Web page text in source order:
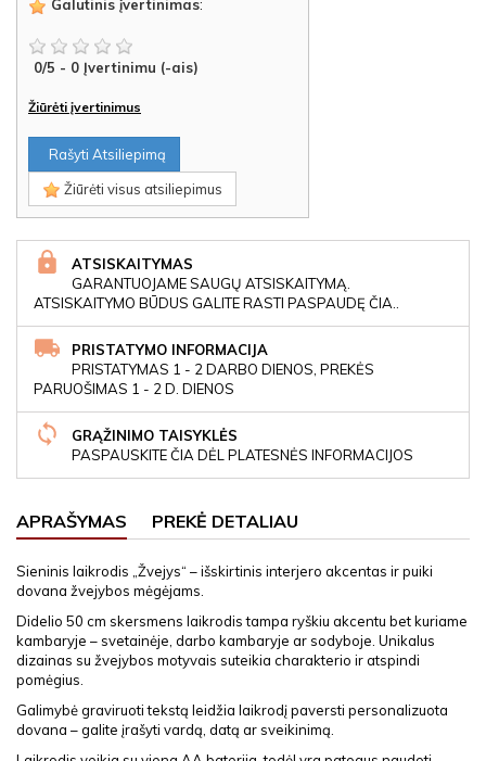
Galutinis įvertinimas:
0/5 - 0 Įvertinimu (-ais)
Žiūrėti įvertinimus
Rašyti Atsiliepimą
Žiūrėti visus atsiliepimus
ATSISKAITYMAS
GARANTUOJAME SAUGŲ ATSISKAITYMĄ.
ATSISKAITYMO BŪDUS GALITE RASTI PASPAUDĘ ČIA..
PRISTATYMO INFORMACIJA
PRISTATYMAS 1 - 2 DARBO DIENOS, PREKĖS
PARUOŠIMAS 1 - 2 D. DIENOS
GRĄŽINIMO TAISYKLĖS
PASPAUSKITE ČIA DĖL PLATESNĖS INFORMACIJOS
APRAŠYMAS PREKĖ DETALIAU
Sieninis laikrodis „Žvejys“ – išskirtinis interjero akcentas ir puiki
dovana žvejybos mėgėjams.
Didelio 50 cm skersmens laikrodis tampa ryškiu akcentu bet kuriame
kambaryje – svetainėje, darbo kambaryje ar sodyboje. Unikalus
dizainas su žvejybos motyvais suteikia charakterio ir atspindi
pomėgius.
Galimybė graviruoti tekstą leidžia laikrodį paversti personalizuota
dovana – galite įrašyti vardą, datą ar sveikinimą.